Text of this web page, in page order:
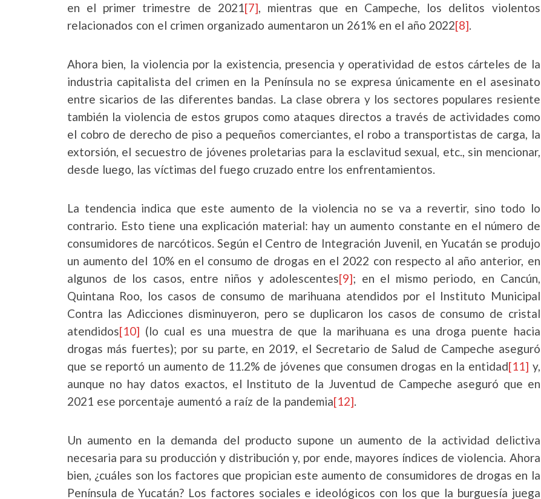
en el primer trimestre de 2021[7], mientras que en Campeche, los delitos violentos
relacionados con el crimen organizado aumentaron un 261% en el año 2022[8].
Ahora bien, la violencia por la existencia, presencia y operatividad de estos cárteles de la
industria capitalista del crimen en la Península no se expresa únicamente en el asesinato
entre sicarios de las diferentes bandas. La clase obrera y los sectores populares resiente
también la violencia de estos grupos como ataques directos a través de actividades como
el cobro de derecho de piso a pequeños comerciantes, el robo a transportistas de carga, la
extorsión, el secuestro de jóvenes proletarias para la esclavitud sexual, etc., sin mencionar,
desde luego, las víctimas del fuego cruzado entre los enfrentamientos.
La tendencia indica que este aumento de la violencia no se va a revertir, sino todo lo
contrario. Esto tiene una explicación material: hay un aumento constante en el número de
consumidores de narcóticos. Según el Centro de Integración Juvenil, en Yucatán se produjo
un aumento del 10% en el consumo de drogas en el 2022 con respecto al año anterior, en
algunos de los casos, entre niños y adolescentes[9]; en el mismo periodo, en Cancún,
Quintana Roo, los casos de consumo de marihuana atendidos por el Instituto Municipal
Contra las Adicciones disminuyeron, pero se duplicaron los casos de consumo de cristal
atendidos[10] (lo cual es una muestra de que la marihuana es una droga puente hacia
drogas más fuertes); por su parte, en 2019, el Secretario de Salud de Campeche aseguró
que se reportó un aumento de 11.2% de jóvenes que consumen drogas en la entidad[11] y,
aunque no hay datos exactos, el Instituto de la Juventud de Campeche aseguró que en
2021 ese porcentaje aumentó a raíz de la pandemia[12].
Un aumento en la demanda del producto supone un aumento de la actividad delictiva
necesaria para su producción y distribución y, por ende, mayores índices de violencia. Ahora
bien, ¿cuáles son los factores que propician este aumento de consumidores de drogas en la
Península de Yucatán? Los factores sociales e ideológicos con los que la burguesía juega